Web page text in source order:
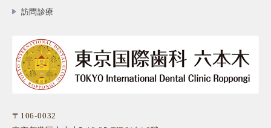
訪問診療
〒106-0032